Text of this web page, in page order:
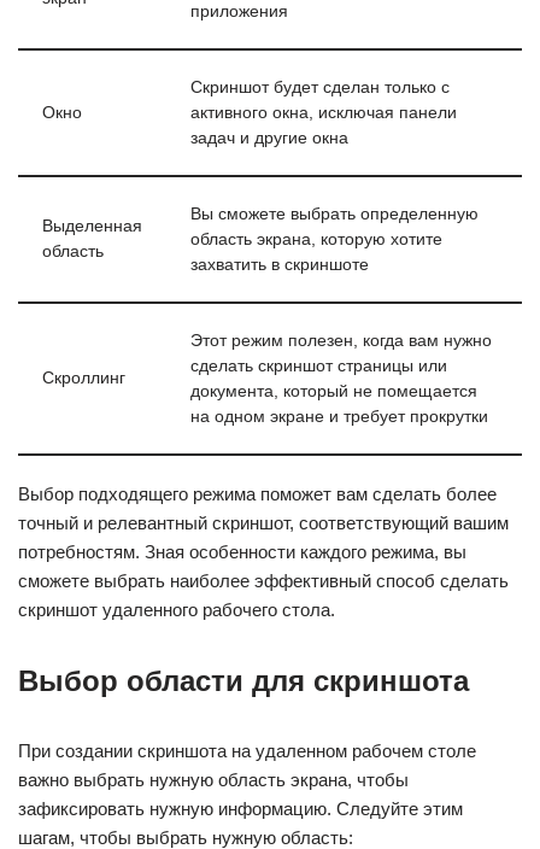
приложения
Окно
Скриншот будет сделан только с
активного окна, исключая панели
задач и другие окна
Выделенная
область
Вы сможете выбрать определенную
область экрана, которую хотите
захватить в скриншоте
Скроллинг
Этот режим полезен, когда вам нужно
сделать скриншот страницы или
документа, который не помещается
на одном экране и требует прокрутки
Выбор подходящего режима поможет вам сделать более
точный и релевантный скриншот, соответствующий вашим
потребностям. Зная особенности каждого режима, вы
сможете выбрать наиболее эффективный способ сделать
скриншот удаленного рабочего стола.
Выбор области для скриншота
При создании скриншота на удаленном рабочем столе
важно выбрать нужную область экрана, чтобы
зафиксировать нужную информацию. Следуйте этим
шагам, чтобы выбрать нужную область: